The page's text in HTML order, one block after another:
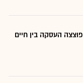
העסקה בין חיים